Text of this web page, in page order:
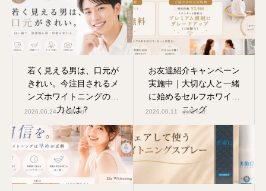
若く見える男は、口元が
きれい。今注目されるメ
ンズホワイトニングの魅
力とは？
2026.06.24 お知らせ
お友達紹介キャンペーン
実施中｜大切な人と一緒
に始めるセルフホワイト
ニング
2026.06.11 お知らせ